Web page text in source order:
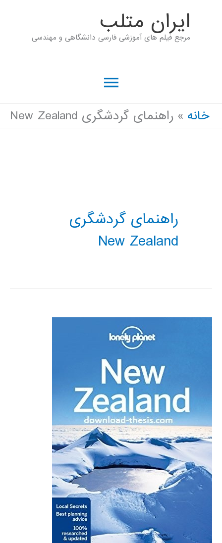
ايران متلب
مرجع فیلم های آموزشی فارسی دانشگاهی و مهندسی
فهرست
اصلی
خانه راهنمای گردشگری New Zealand
راهنمای گردشگری
New Zealand